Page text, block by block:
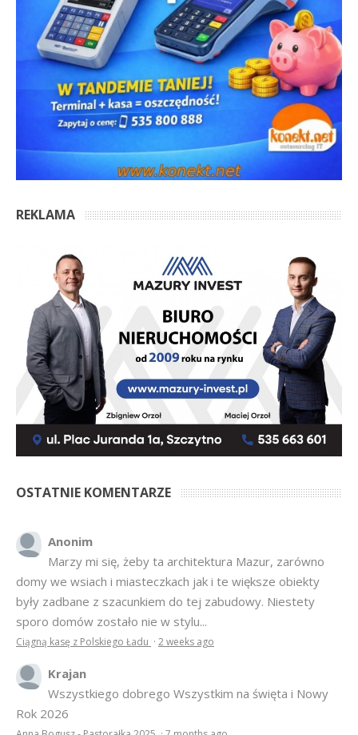
REKLAMA
OSTATNIE KOMENTARZE
Anonim
Marzy mi się, żeby ta architektura Mazur, zarówno
domy we wsiach i miasteczkach jak i te większe obiekty
były zadbane z szacunkiem do tej zabudowy. Niestety
sporo domów zostało nie w stylu...
Ciągną kasę z Polskiego Ładu · 2 weeks ago
Krajan
Wszystkiego dobrego Wszystkim na święta i Nowy
Rok 2026